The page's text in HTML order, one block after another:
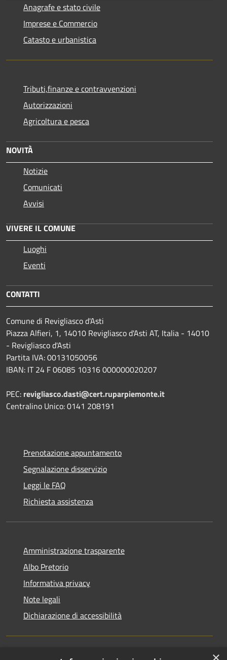
Anagrafe e stato civile
Imprese e Commercio
Catasto e urbanistica
Tributi,finanze e contravvenzioni
Autorizzazioni
Agricoltura e pesca
NOVITÀ
Notizie
Comunicati
Avvisi
VIVERE IL COMUNE
Luoghi
Eventi
CONTATTI
Comune di Revigliasco d'Asti
Piazza Alfieri, 1, 14010 Revigliasco d'Asti AT, Italia - 14010
- Revigliasco d'Asti
Partita IVA: 00131050056
IBAN: IT 24 F 06085 10316 000000020207
PEC: revigliasco.dasti@cert.ruparpiemonte.it
Centralino Unico: 0141 208191
Prenotazione appuntamento
Segnalazione disservizio
Leggi le FAQ
Richiesta assistenza
Amministrazione trasparente
Albo Pretorio
Informativa privacy
Note legali
Dichiarazione di accessibilità